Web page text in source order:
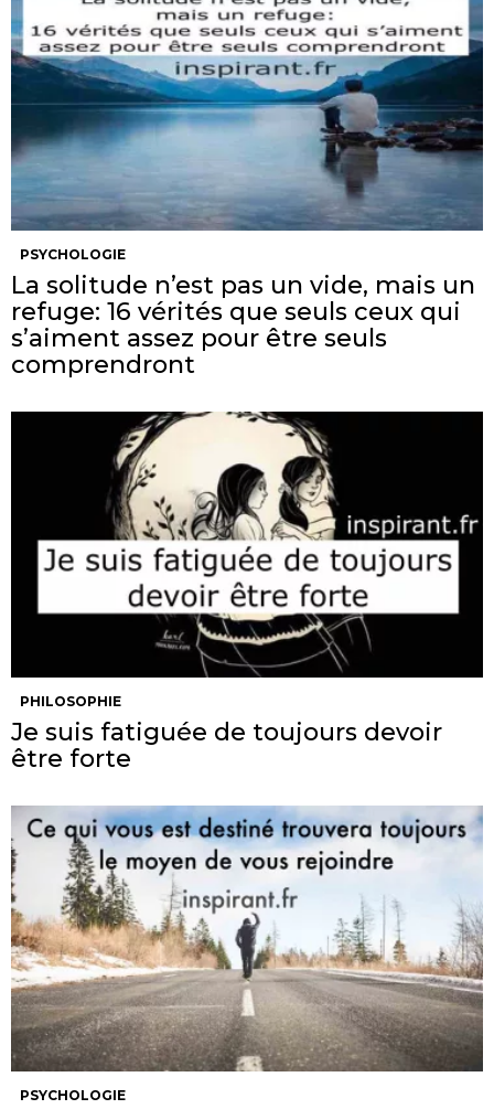
PSYCHOLOGIE
La solitude n’est pas un vide, mais un
refuge: 16 vérités que seuls ceux qui
s’aiment assez pour être seuls
comprendront
PHILOSOPHIE
Je suis fatiguée de toujours devoir
être forte
PSYCHOLOGIE